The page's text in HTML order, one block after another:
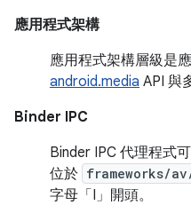
應用程式架構
應用程式架構層級是
android.media API 與
Binder IPC
Binder IPC 代理程式
位於 frameworks/
字母「I」開頭。